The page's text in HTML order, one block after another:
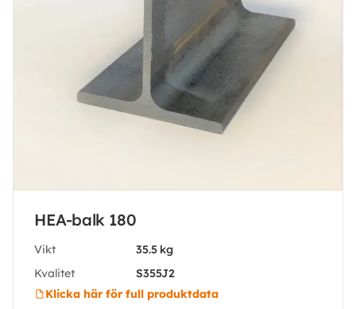
HEA-balk 180
Vikt
35.5 kg
Kvalitet
S355J2
Klicka här för full produktdata